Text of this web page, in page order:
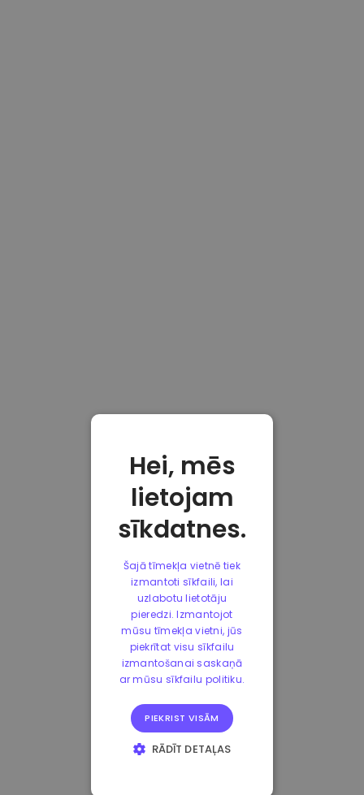
Hei, mēs
lietojam
sīkdatnes.
Šajā tīmekļa vietnē tiek
izmantoti sīkfaili, lai
uzlabotu lietotāju
pieredzi. Izmantojot
mūsu tīmekļa vietni, jūs
piekrītat visu sīkfailu
izmantošanai saskaņā
ar mūsu sīkfailu politiku.
PIEKRIST VISĀM
RĀDĪT DETAĻAS